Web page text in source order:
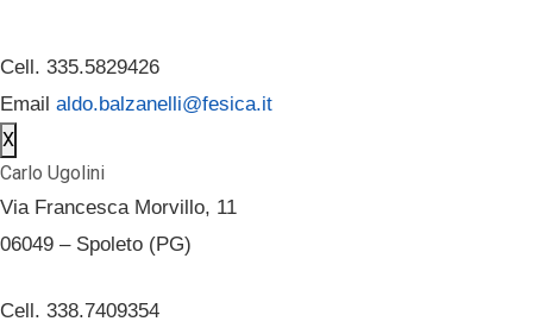
Cell. 335.5829426
Email aldo.balzanelli@fesica.it
X
Carlo Ugolini
Via Francesca Morvillo, 11
06049 – Spoleto (PG)
Cell. 338.7409354